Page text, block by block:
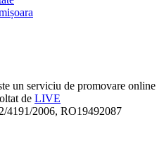
un serviciu de promovare online
de LIVE
4191/2006, RO19492087